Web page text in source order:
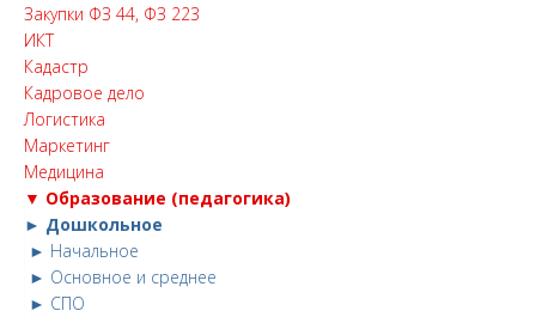
Закупки ФЗ 44, ФЗ 223
ИКТ
Кадастр
Кадровое дело
Логистика
Маркетинг
Медицина
▼ Образование (педагогика)
► Дошкольное
► Начальное
► Основное и среднее
► СПО